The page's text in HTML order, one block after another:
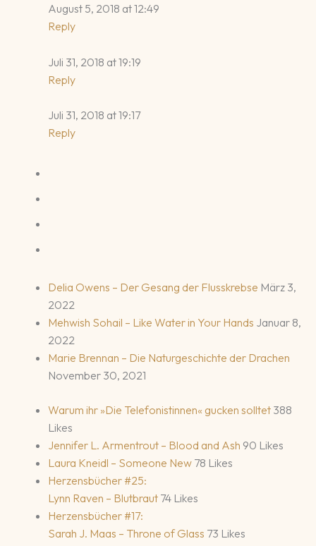
August 5, 2018 at 12:49
Reply
Juli 31, 2018 at 19:19
Reply
Juli 31, 2018 at 19:17
Reply
Delia Owens – Der Gesang der Flusskrebse März 3,
2022
Mehwish Sohail – Like Water in Your Hands Januar 8,
2022
Marie Brennan – Die Naturgeschichte der Drachen
November 30, 2021
Warum ihr »Die Telefonistinnen« gucken solltet 388
Likes
Jennifer L. Armentrout – Blood and Ash 90 Likes
Laura Kneidl – Someone New 78 Likes
Herzensbücher #25:
Lynn Raven – Blutbraut 74 Likes
Herzensbücher #17:
Sarah J. Maas – Throne of Glass 73 Likes